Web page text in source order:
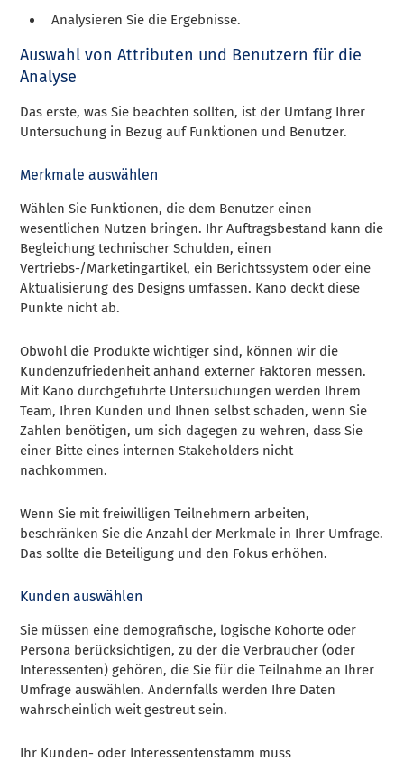
Analysieren Sie die Ergebnisse.
Auswahl von Attributen und Benutzern für die
Analyse
Das erste, was Sie beachten sollten, ist der Umfang Ihrer
Untersuchung in Bezug auf Funktionen und Benutzer.
Merkmale auswählen
Wählen Sie Funktionen, die dem Benutzer einen
wesentlichen Nutzen bringen. Ihr Auftragsbestand kann die
Begleichung technischer Schulden, einen
Vertriebs-/Marketingartikel, ein Berichtssystem oder eine
Aktualisierung des Designs umfassen. Kano deckt diese
Punkte nicht ab.
Obwohl die Produkte wichtiger sind, können wir die
Kundenzufriedenheit anhand externer Faktoren messen.
Mit Kano durchgeführte Untersuchungen werden Ihrem
Team, Ihren Kunden und Ihnen selbst schaden, wenn Sie
Zahlen benötigen, um sich dagegen zu wehren, dass Sie
einer Bitte eines internen Stakeholders nicht
nachkommen.
Wenn Sie mit freiwilligen Teilnehmern arbeiten,
beschränken Sie die Anzahl der Merkmale in Ihrer Umfrage.
Das sollte die Beteiligung und den Fokus erhöhen.
Kunden auswählen
Sie müssen eine demografische, logische Kohorte oder
Persona berücksichtigen, zu der die Verbraucher (oder
Interessenten) gehören, die Sie für die Teilnahme an Ihrer
Umfrage auswählen. Andernfalls werden Ihre Daten
wahrscheinlich weit gestreut sein.
Ihr Kunden- oder Interessentenstamm muss